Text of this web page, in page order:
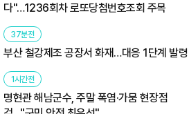
다"…1236회차 로또당첨번호조회 주목
37분전
부산 철강제조 공장서 화재…대응 1단계 발령
1시간전
명현관 해남군수, 주말 폭염·가뭄 현장점